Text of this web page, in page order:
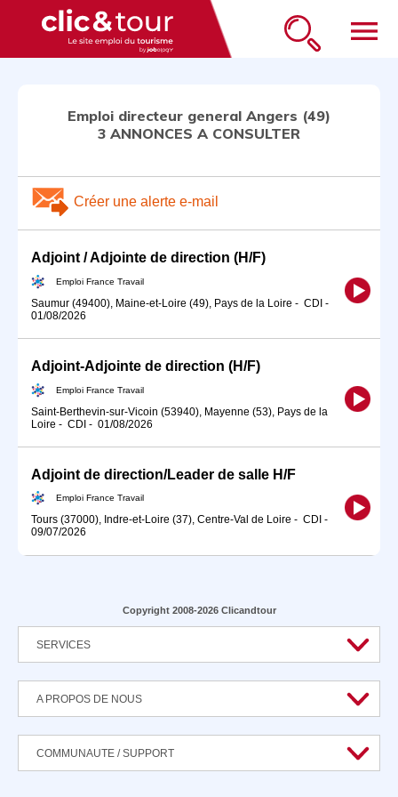
menu
Emploi directeur general Angers (49)
3 ANNONCES A CONSULTER
Créer une alerte e-mail
Adjoint / Adjointe de direction (H/F)
Emploi France Travail
Saumur (49400), Maine-et-Loire (49), Pays de la Loire - CDI -
01/08/2026
Adjoint-Adjointe de direction (H/F)
Emploi France Travail
Saint-Berthevin-sur-Vicoin (53940), Mayenne (53), Pays de la
Loire - CDI - 01/08/2026
Adjoint de direction/Leader de salle H/F
Emploi France Travail
Tours (37000), Indre-et-Loire (37), Centre-Val de Loire - CDI -
09/07/2026
Copyright 2008-2026 Clicandtour
SERVICES
A PROPOS DE NOUS
COMMUNAUTE / SUPPORT